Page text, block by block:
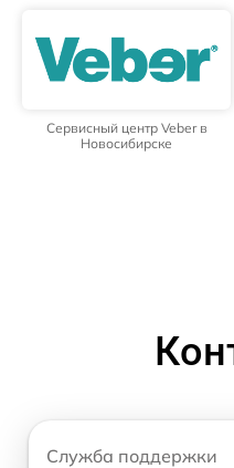
Сервисный центр Veber в
Новосибирске
Служба поддержки